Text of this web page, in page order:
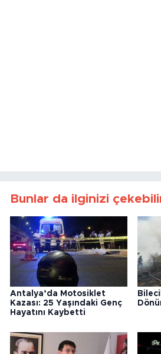
Bunlar da ilginizi
Antalya’da Motosiklet
Kazası: 25 Yaşındaki Genç
Hayatını Kaybetti